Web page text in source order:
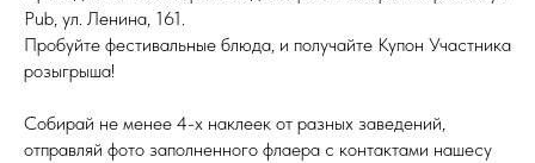
Pub, ул. Ленина, 161.
Пробуйте фестивальные блюда, и получайте Купон Участника
розыгрыша!
Собирай не менее 4-х наклеек от разных заведений,
отправляй фото заполненного флаера с контактами нашесу